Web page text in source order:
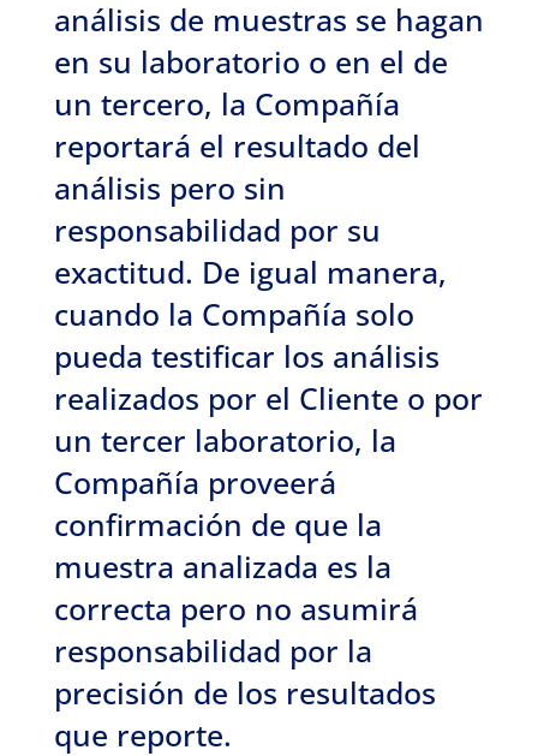
análisis de muestras se hagan
en su laboratorio o en el de
un tercero, la Compañía
reportará el resultado del
análisis pero sin
responsabilidad por su
exactitud. De igual manera,
cuando la Compañía solo
pueda testificar los análisis
realizados por el Cliente o por
un tercer laboratorio, la
Compañía proveerá
confirmación de que la
muestra analizada es la
correcta pero no asumirá
responsabilidad por la
precisión de los resultados
que reporte.